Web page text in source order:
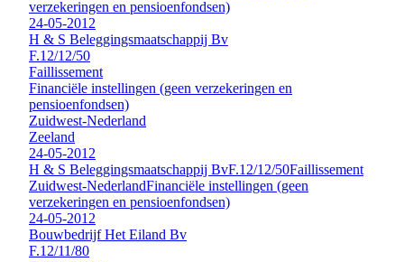
verzekeringen en pensioenfondsen)
24-05-2012
H & S Beleggingsmaatschappij Bv
F.12/12/50
Faillissement
Financiële instellingen (geen verzekeringen en
pensioenfondsen)
Zuidwest-Nederland
Zeeland
24-05-2012
H & S Beleggingsmaatschappij BvF.12/12/50Faillissement
Zuidwest-NederlandFinanciële instellingen (geen
verzekeringen en pensioenfondsen)
24-05-2012
Bouwbedrijf Het Eiland Bv
F.12/11/80